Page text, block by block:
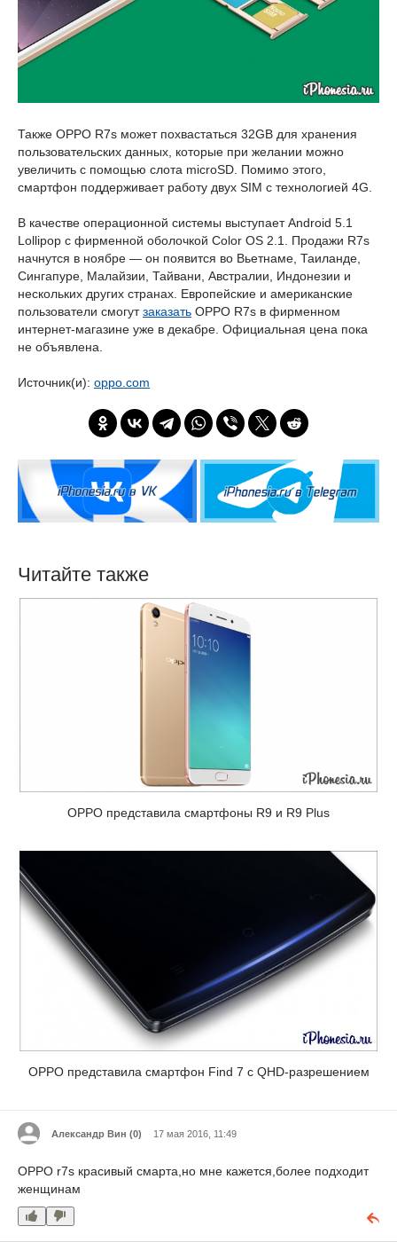
Также OPPO R7s может похвастаться 32GB для хранения
пользовательских данных, которые при желании можно
увеличить с помощью слота microSD. Помимо этого,
смартфон поддерживает работу двух SIM с технологией 4G.
В качестве операционной системы выступает Android 5.1
Lollipop с фирменной оболочкой Color OS 2.1. Продажи R7s
начнутся в ноябре — он появится во Вьетнаме, Таиланде,
Сингапуре, Малайзии, Тайвани, Австралии, Индонезии и
нескольких других странах. Европейские и американские
пользователи смогутзаказать OPPO R7s в фирменном
интернет-магазине уже в декабре. Официальная цена пока
не объявлена.
Источник(и): oppo.com
Читайте также
OPPO представила смартфоны R9 и R9 Plus
OPPO представила смартфон Find 7 с QHD-разрешением
Александр Вин (0) 17 мая 2016, 11:49
OPPO r7s красивый смарта,но мне кажется,более подходит
женщинам